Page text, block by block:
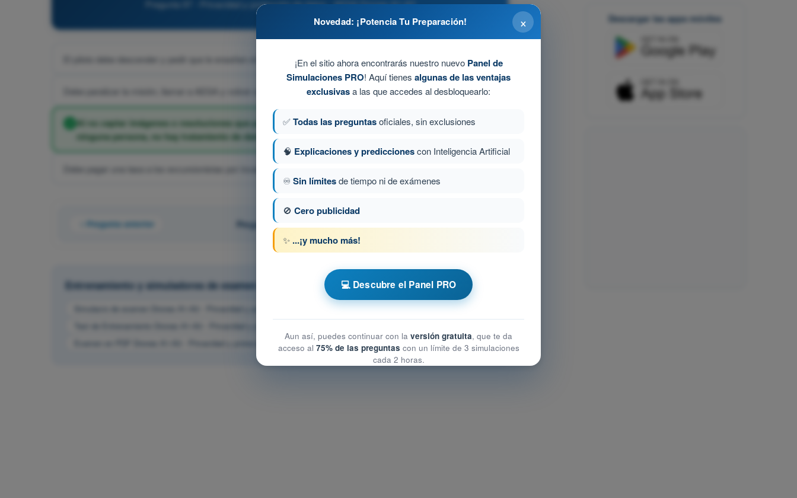
Pregunta 97 - Privacidad y protección de datos - AESA Drones A1-A3
El piloto debe descender y pedir que le enseñen el DNI para apuntar sus nombres.
Debe paralizar la misión, llamar a AESA y volver a la oficina.
Al no captar imágenes o resoluciones que permitan la identificación (directa ni indirecta) física de
ninguna persona, no hay tratamiento de datos personales ni resulta de aplicación el RGPD.
Debe pagar una tasa a los excursionistas por invadir su campo visual.
Pregunta anterior Pregunta 97 de 130
Entrenamiento y simuladores de examen AESA Drones A1-A3
Descargar las apps móviles
×
Novedad: ¡Potencia Tu Preparación!
¡En el sitio ahora encontrarás nuestro nuevo Panel de
Simulaciones PRO! Aquí tienes algunas de las ventajas
exclusivasa las que accedes al desbloquearlo:
✅Todas las preguntasoficiales, sin exclusiones
🧠 Explicaciones y prediccionescon Inteligencia Artificial
♾️Sin límitesde tiempo ni de exámenes
🚫 Cero publicidad
✨ ...¡y mucho más!
💻 Descubre el Panel PRO
Aun así, puedes continuar con la versión gratuita, que te da
acceso al 75% de las preguntas con un límite de 3 simulaciones
cada 2 horas.